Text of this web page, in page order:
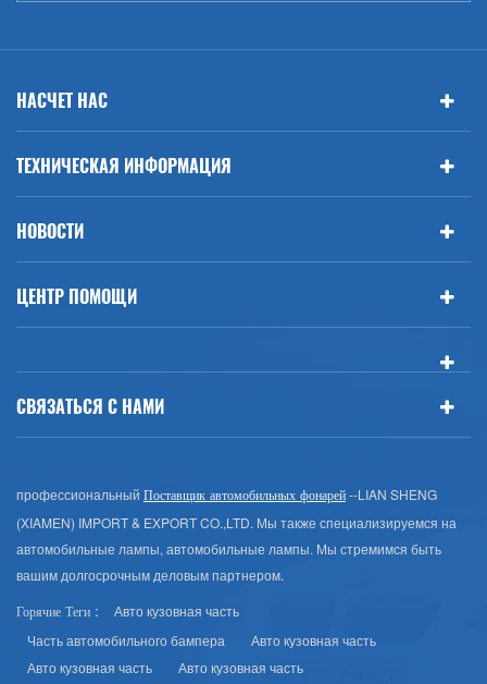
НАСЧЕТ НАС
ТЕХНИЧЕСКАЯ ИНФОРМАЦИЯ
НОВОСТИ
ЦЕНТР ПОМОЩИ
СВЯЗАТЬСЯ С НАМИ
профессиональный Поставщик автомобильных фонарей--LIAN SHENG
(XIAMEN) IMPORT & EXPORT CO.,LTD. Мы также специализируемся на
автомобильные лампы, автомобильные лампы. Мы стремимся быть
вашим долгосрочным деловым партнером.
Горячие Теги :
Авто кузовная часть
Часть автомобильного бампера
Авто кузовная часть
Авто кузовная часть
Авто кузовная часть